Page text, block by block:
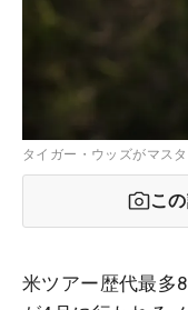
タイガー・ウッズがマス
こ
米ツアー歴代最多